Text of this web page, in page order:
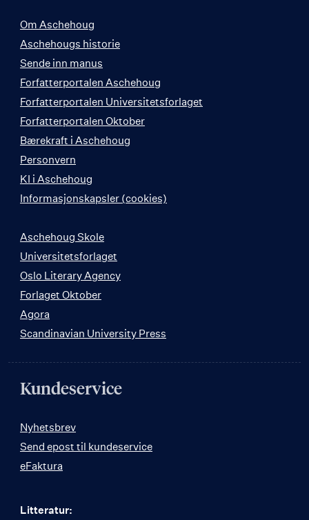
Om Aschehoug
Aschehougs historie
Sende inn manus
Forfatterportalen Aschehoug
Forfatterportalen Universitetsforlaget
Forfatterportalen Oktober
Bærekraft i Aschehoug
Personvern
KI i Aschehoug
Informasjonskapsler (cookies)
Aschehoug Skole
Universitetsforlaget
Oslo Literary Agency
Forlaget Oktober
Agora
Scandinavian University Press
Kundeservice
Nyhetsbrev
Send epost til kundeservice
eFaktura
Litteratur: